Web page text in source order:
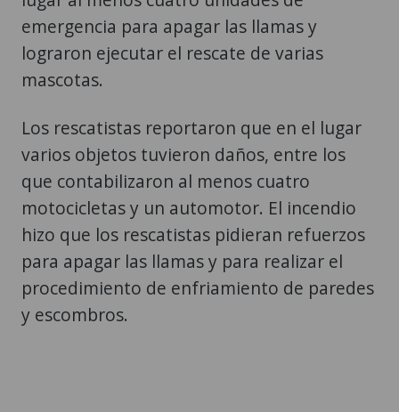
emergencia para apagar las llamas y
lograron ejecutar el rescate de varias
mascotas.
Los rescatistas reportaron que en el lugar
varios objetos tuvieron daños, entre los
que contabilizaron al menos cuatro
motocicletas y un automotor. El incendio
hizo que los rescatistas pidieran refuerzos
para apagar las llamas y para realizar el
procedimiento de enfriamiento de paredes
y escombros.